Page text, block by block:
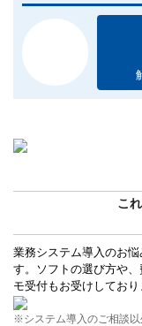
こ
業務システム導入のお
す。ソフトの選び方や
モ受付もお受けしており
※システム導入のご相談以